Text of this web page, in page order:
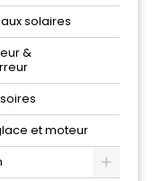
solaires
&
et moteur